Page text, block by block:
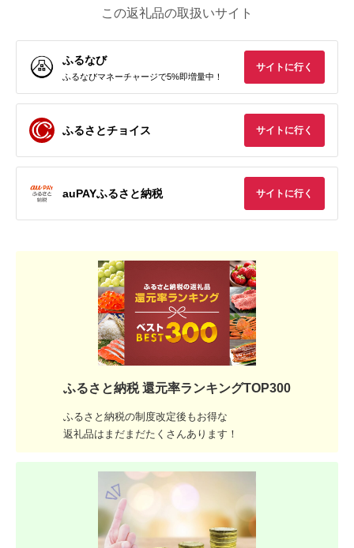
この返礼品の取扱いサイト
ふるなび
ふるなびマネーチャージで5%即増量中！
サイトに行く
ふるさとチョイス サイトに行く
auPAYふるさと納税 サイトに行く
ふるさと納税 還元率ランキングTOP300
ふるさと納税の制度改定後もお得な
返礼品はまだまだたくさんあります！